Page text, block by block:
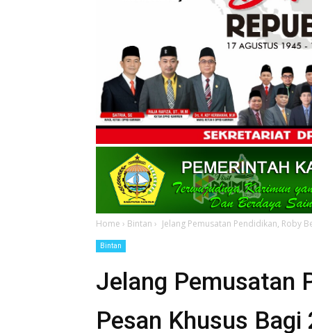
Home › Bintan › Jelang Pemusatan Pendidikan, Roby
Bintan
Jelang Pemusatan
Pesan Khusus